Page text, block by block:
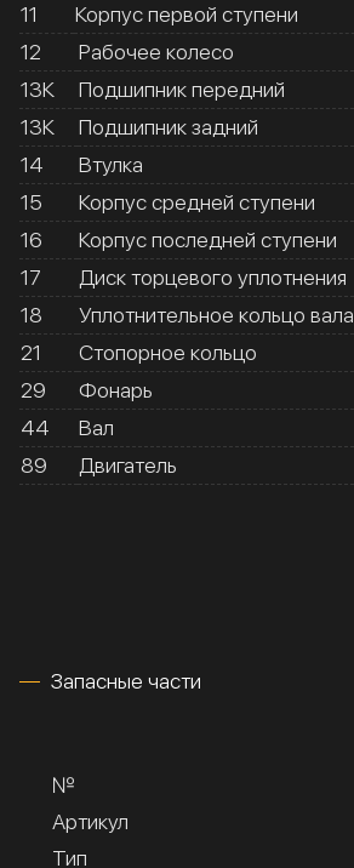
11
Корпус первой ступени
12
Рабочее колесо
13К
Подшипник передний
13К
Подшипник задний
14
Втулка
15
Корпус средней ступени
16
Корпус последней ступени
17
Диск торцевого уплотнения
18
Уплотнительное кольцо вала
21
Стопорное кольцо
29
Фонарь
44
Вал
89
Двигатель
Запасные части
№
Артикул
Тип